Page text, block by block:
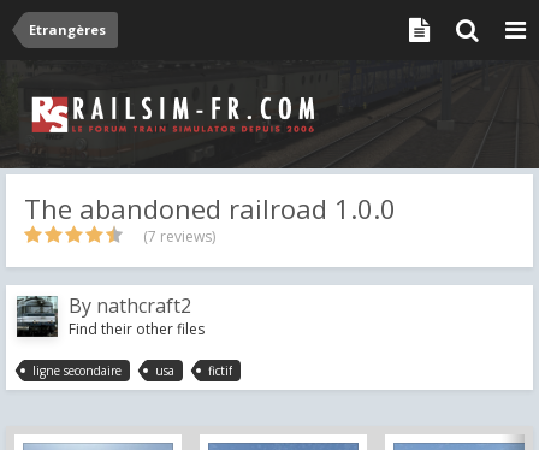
Etrangères
The abandoned railroad 1.0.0
(7 reviews)
By nathcraft2
Find their other files
ligne secondaire usa fictif